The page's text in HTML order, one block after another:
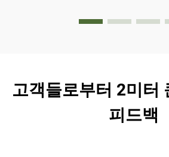
고객들로부터 2미터
피드백